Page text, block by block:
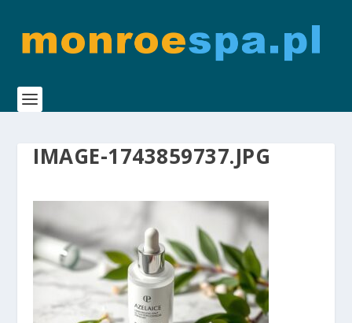
IMAGE-1743859737.JPG